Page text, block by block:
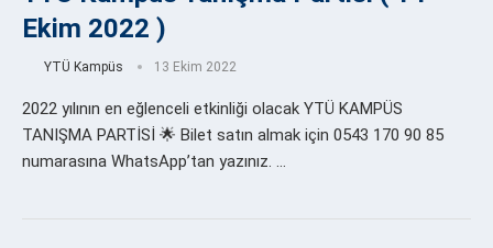
Ekim 2022 )
YTÜ Kampüs 13 Ekim 2022
2022 yılının en eğlenceli etkinliği olacak YTÜ KAMPÜS
TANIŞMA PARTİSİ 🌟 Bilet satın almak için 0543 170 90 85
numarasına WhatsApp’tan yazınız. …